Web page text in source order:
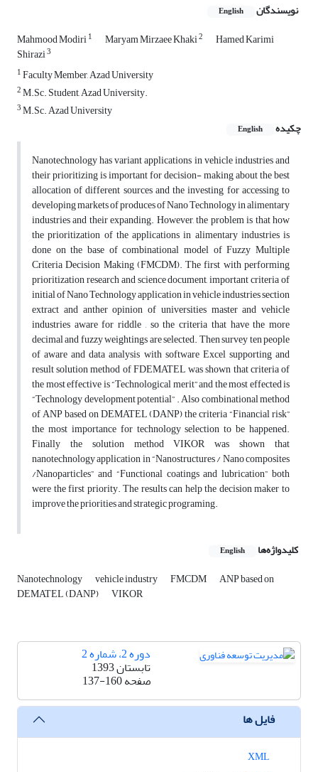
نویسندگان English
Mahmood Modiri1 Maryam Mirzaee Khaki2 Hamed Karimi
Shirazi3
1Faculty Member, Azad University
2M.Sc. Student, Azad University.
3M.Sc. Azad University
چکیده
English
Nanotechnology has variant applications in vehicle industries and
their prioritizing is important for decision- making about the best
allocation of different sources and the investing for accessing to
developing markets of produces of Nano Technology in alimentary
industries and their expanding. However, the problem is that how
the prioritization of the applications in alimentary industries is
done on the base of combinational model of Fuzzy Multiple
Criteria Decision Making (FMCDM). The first with performing
prioritization research and science document, important criteria of
initial of Nano Technology application in vehicle industries section
extract and anther opinion of universities master and vehicle
industries aware for riddle , so the criteria that have the more
decimal and fuzzy weightings are selected. Then survey ten people
of aware and data analysis with software Excel supporting and
result solution method of FDEMATEL was shown that criteria of
the most effective is “Technological merit” and the most effected is
“Technology development potential” . Also combinational method
of ANP based on DEMATEL (DANP) the criteria “Financial risk”
the most importance for technology selection to be happened.
Finally the solution method VIKOR was shown that
nanotechnology application in “Nanostructures / Nano composites
/Nanoparticles” and “Functional coatings and lubrication” both
were the first priority. The results can help the decision maker to
improve the priorities and strategic programing.
کلیدواژه‌ها English
Nanotechnology vehicle industry FMCDM ANP based on
DEMATEL (DANP) VIKOR
دوره 2، شماره 2
تابستان 1393
صفحه137-160
فایل ها